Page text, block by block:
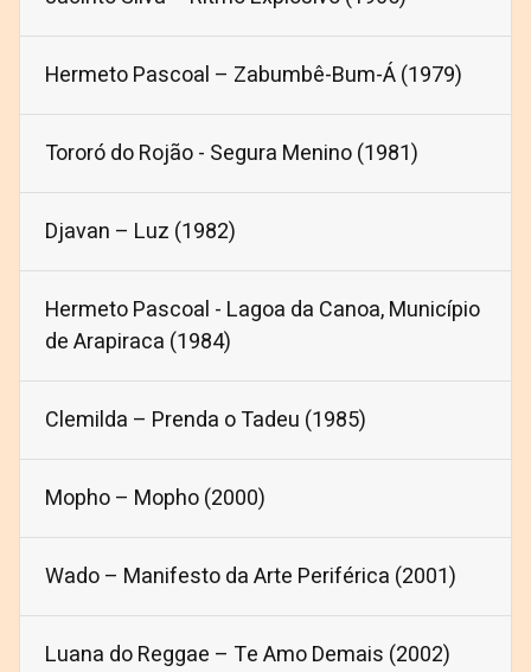
Hermeto Pascoal – Zabumbê-Bum-Á (1979)
Tororó do Rojão - Segura Menino (1981)
Djavan – Luz (1982)
Hermeto Pascoal - Lagoa da Canoa, Munic​ípio
de Arapiraca (1984)
Clemilda – Prenda o Tadeu (1985)
Mopho – Mopho (2000)
Wado – Manifesto da Arte Periférica (2001)
Luana do Reggae – Te Amo Demais (2002)